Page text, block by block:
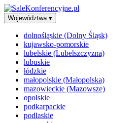
Województwa ▾
dolnośląskie (Dolny Śląsk)
kujawsko-pomorskie
lubelskie (Lubelszczyzna)
lubuskie
łódzkie
małopolskie (Małopolska)
mazowieckie (Mazowsze)
opolskie
podkarpackie
podlaskie